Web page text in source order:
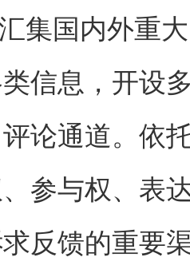
国内外重大
信息，开设
论通道。依
参与权、表
反馈的重要